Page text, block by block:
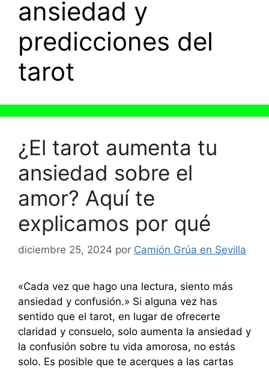
ansiedad y
predicciones del
tarot
¿El tarot aumenta tu
ansiedad sobre el
amor? Aquí te
explicamos por qué
diciembre 25, 2024 por Camión Grúa en Sevilla
«Cada vez que hago una lectura, siento más
ansiedad y confusión.» Si alguna vez has
sentido que el tarot, en lugar de ofrecerte
claridad y consuelo, solo aumenta la ansiedad y
la confusión sobre tu vida amorosa, no estás
solo. Es posible que te acerques a las cartas